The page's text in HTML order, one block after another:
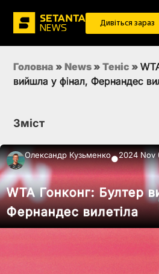
Дивіться зараз
Головна » News » Теніс »
вийшла у фінал, Фернандес
Зміст
Олександр Кузьменко●2024 Nov
WTA Гонконг: Бултер
Фернандес вилетіла